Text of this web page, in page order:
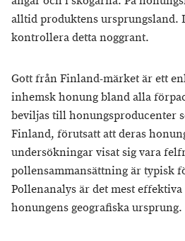
alltid produktens ursprungsland.
kontrollera detta noggrant.
Gott från Finland-märket är ett
inhemsk honung bland alla
beviljas till honungsproducenter
Finland, förutsatt att deras
undersökningar visat sig vara
pollensammansättning är typisk
Pollenanalys är det mest
honungens geografiska ursprung.